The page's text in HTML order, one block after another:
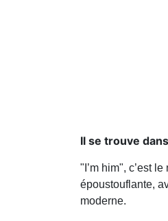
Il se trouve
"I’m him", c’est
époustouflante,
moderne.